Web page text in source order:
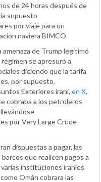
de 24 horas después de
supuesto
por viaje para un
naviera BIMCO.
amenaza de Trump legitimó
se apresuró a
diciendo que la tarifa
por supuesto,
Exteriores iraní, en X,
cobraba a los petroleros
por Very Large Crude
dispuestas a pagar, las
que realicen pagos a
instituciones iraníes
Omán cobrara las